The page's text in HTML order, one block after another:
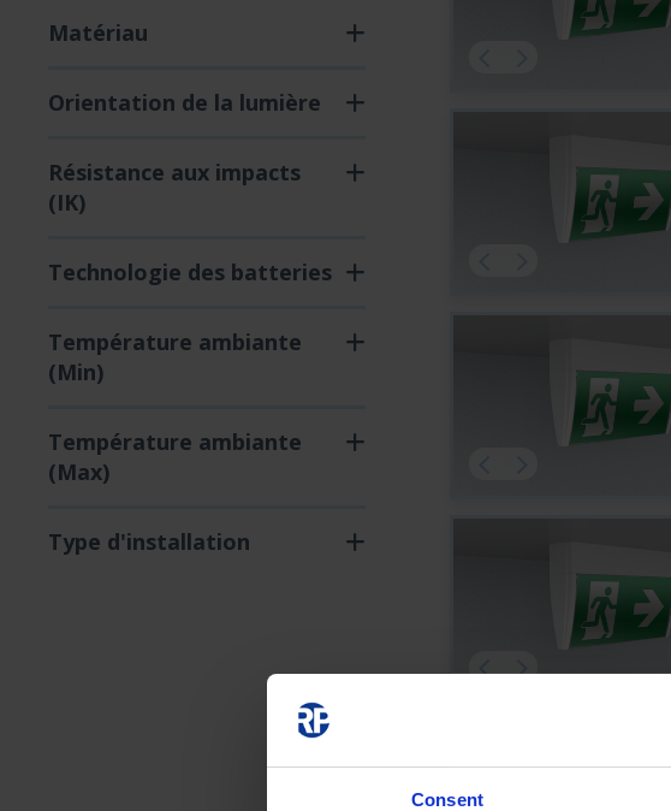
Consent
Matériau
Orientation de la lumière
Résistance aux impacts
(IK)
Technologie des batteries
Température ambiante
(Min)
Température ambiante
(Max)
Type d'installation